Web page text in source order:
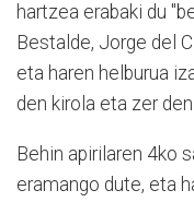
hartzea erabaki du
Bestalde, Jorge del
eta haren helburua
den kirola eta zer
Behin apirilaren 4ko
eramango dute, eta